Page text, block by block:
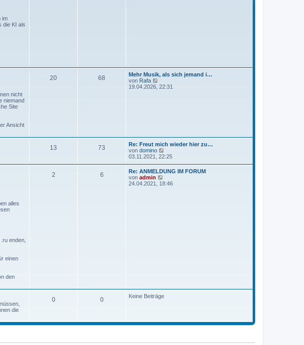
im
die KI als
g
nicht
niemand
Site
Ansicht
20 68
Mehr Musik, als sich jemand i…
von Rafa
e
t
r
a
g
19.04.2026, 22:31
13 73
Re: Freut mich wieder hier zu…
von domino
e
e
s
t
e
03.11.2021, 22:25
alles
enden,
einen
den
2 6
Re: ANMELDUNG IM FORUM
von admin
e
24.04.2021, 18:46
die
0 0 Keine Beiträge